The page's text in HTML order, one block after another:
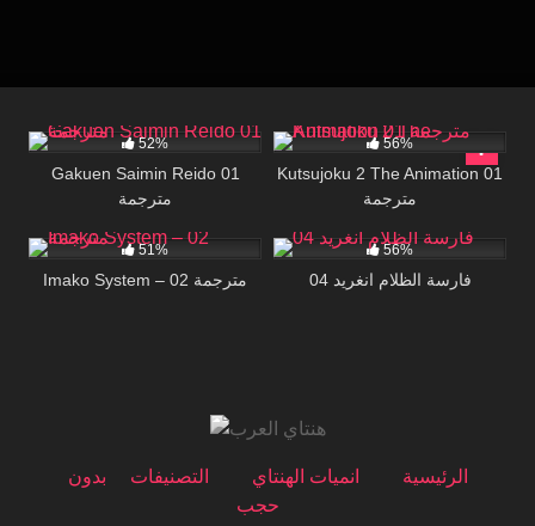
52%
Gakuen Saimin Reido 01
مترجمة
56%
Kutsujoku 2 The Animation 01
مترجمة
51%
Imako System – 02 مترجمة
56%
فارسة الظلام انغريد 04
الرئيسية انميات الهنتاي التصنيفات
بدون
حجب